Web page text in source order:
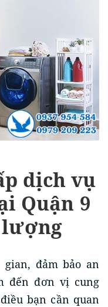
dịch vụ
Quận 9
đảm bảo an
đến đơn vị cung
bạn cần quan